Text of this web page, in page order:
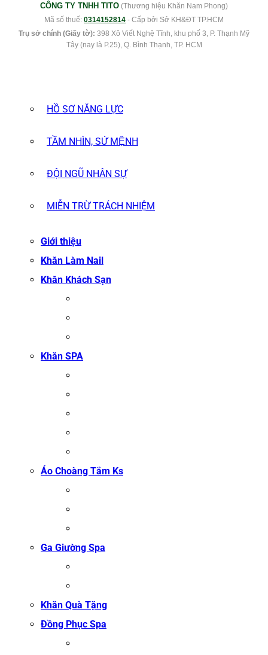
CÔNG TY TNHH TITO (Thương hiệu Khăn Nam Phong)
Mã số thuế: 0314152814 - Cấp bởi Sở KH&ĐT TP.HCM
Trụ sở chính (Giấy tờ): 398 Xô Viết Nghệ Tĩnh, khu phố 3, P. Thạnh Mỹ
Tây (nay là P.25), Q. Bình Thạnh, TP. HCM
HỒ SƠ NĂNG LỰC
TẦM NHÌN, SỨ MỆNH
ĐỘI NGŨ NHÂN SỰ
MIỄN TRỪ TRÁCH NHIỆM
Giới thiệu
Khăn Làm Nail
Khăn Khách Sạn
Khăn SPA
Áo Choàng Tắm Ks
Ga Giường Spa
Khăn Quà Tặng
Đồng Phục Spa